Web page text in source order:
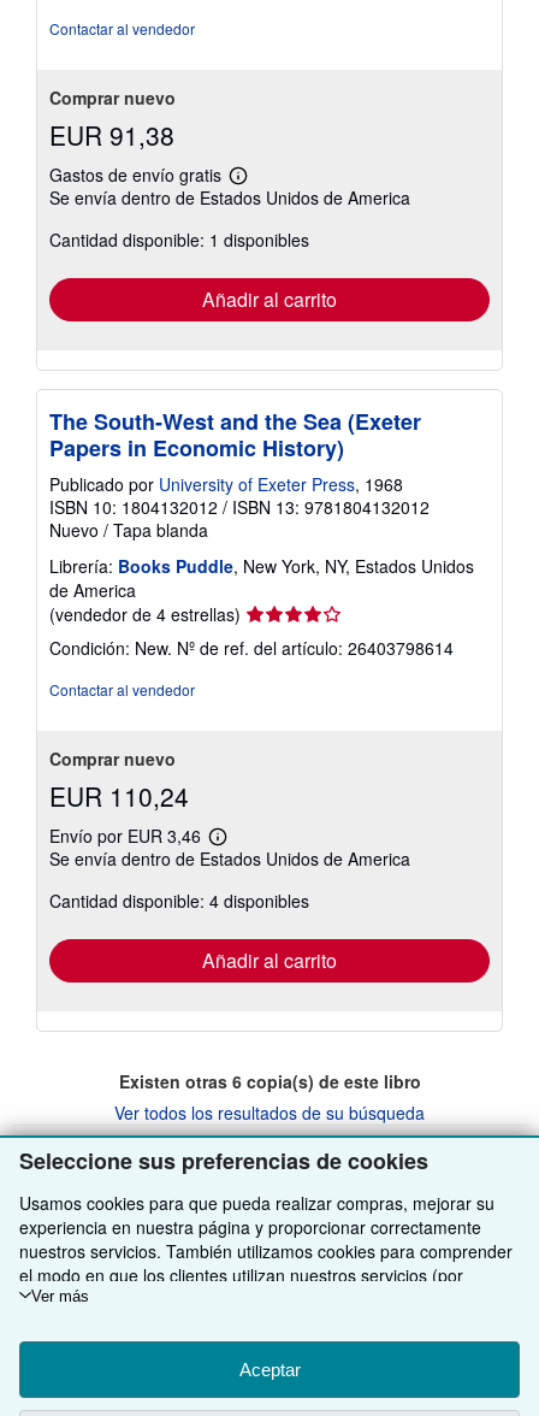
Seleccione sus preferencias de cookies
Usamos cookies para que pueda realizar compras, mejorar su
experiencia en nuestra página y proporcionar correctamente
nuestros servicios. También utilizamos cookies para comprender
el modo en que los clientes utilizan nuestros servicios (por
ejemplo, midiendo las visitas al sitio) y así poder realizar mejoras.
para mostrar contenido relevante en los anuncios y medir el
rendimiento de los mismos. Elija Rechazar si noestá de acuerdo
o Personalizar para obtener más información. Puede cambiar sus
Ver más
Aceptar
Contactar al vendedor
Comprar nuevo
EUR 91,38
Gastos de envío gratis
Más
información
las
tarifas
envío
Se envía dentro de Estados Unidos de America
Cantidad disponible: 1 disponibles
Añadir al carrito
The South-West and the Sea (Exeter
Papers in Economic History)
Publicado por University of Exeter Press, 1968
ISBN 10: 1804132012 / ISBN 13: 9781804132012
Nuevo / Tapa blanda
Librería: Books Puddle, New York, NY, Estados Unidos
de America
(vendedor de 4 estrellas) Calificación
del
vendedor:
Condición: New. Nº de ref. del artículo: 26403798614
Contactar al vendedor
Comprar nuevo
EUR 110,24
Envío por EUR 3,46
Más
información
las
tarifas
envío
Se envía dentro de Estados Unidos de America
Cantidad disponible: 4 disponibles
Añadir al carrito
Existen otras 6copia(s) de este libro
Ver todos los resultados de su búsqueda
VOLVER AL INICIO
Compre con nosotros
Mi cuenta
Únase a nuestro programa de afiliados
Sobre IberLibro
Obtener Ayuda